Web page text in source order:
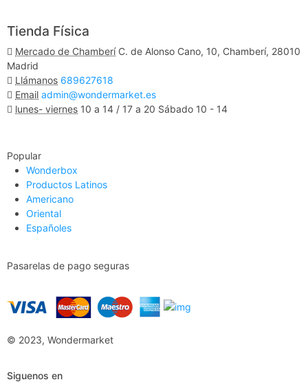
Tienda Física
Mercado de Chamberí C. de Alonso Cano, 10, Chamberí, 28010
Madrid
Llámanos 689627618
Email admin@wondermarket.es
lunes- viernes 10 a 14 / 17 a 20 Sábado 10 - 14
Popular
Wonderbox
Productos Latinos
Americano
Oriental
Españoles
Pasarelas de pago seguras
© 2023, Wondermarket
Siguenos en